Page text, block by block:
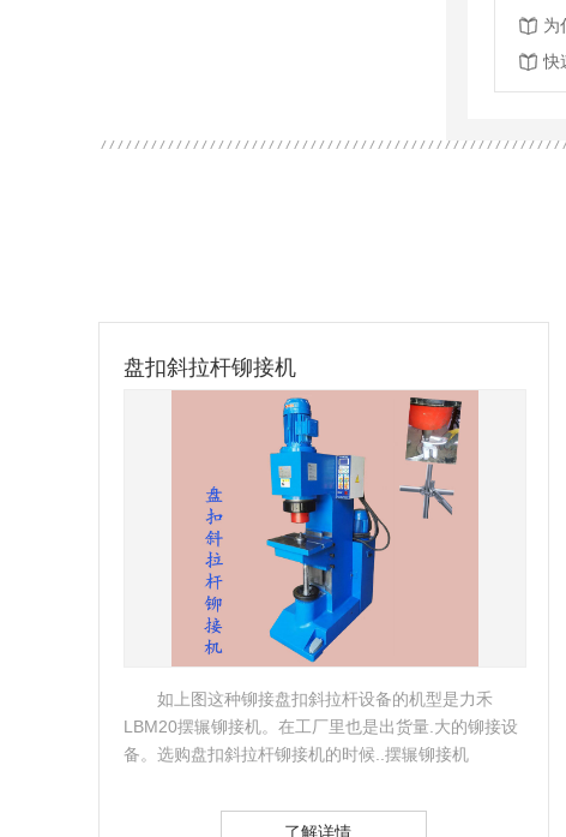
为
快
盘扣斜拉杆铆接机
如上图这种铆接盘扣斜拉杆设备的机型是力禾
LBM20摆辗铆接机。在工厂里也是出货量.大的铆接设
备。选购盘扣斜拉杆铆接机的时候..摆辗铆接机
了解详情